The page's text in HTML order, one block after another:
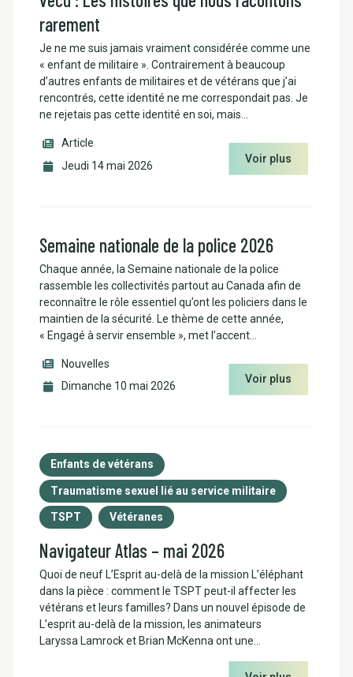
rarement
Je ne me suis jamais vraiment considérée comme une
« enfant de militaire ». Contrairement à beaucoup
d’autres enfants de militaires et de vétérans que j’ai
rencontrés, cette identité ne me correspondait pas. Je
ne rejetais pas cette identité en soi, mais…
Article
Jeudi 14 mai 2026
Voir plus
Semaine nationale de la police 2026
Chaque année, la Semaine nationale de la police
rassemble les collectivités partout au Canada afin de
reconnaître le rôle essentiel qu’ont les policiers dans le
maintien de la sécurité. Le thème de cette année,
« Engagé à servir ensemble », met l’accent…
Nouvelles
Dimanche 10 mai 2026
Voir plus
Enfants de vétérans
Traumatisme sexuel lié au service militaire
TSPT Vétéranes
Navigateur Atlas – mai 2026
Quoi de neuf L’Esprit au-delà de la mission L’éléphant
dans la pièce : comment le TSPT peut-il affecter les
vétérans et leurs familles? Dans un nouvel épisode de
L’esprit au-delà de la mission, les animateurs
Laryssa Lamrock et Brian McKenna ont une…